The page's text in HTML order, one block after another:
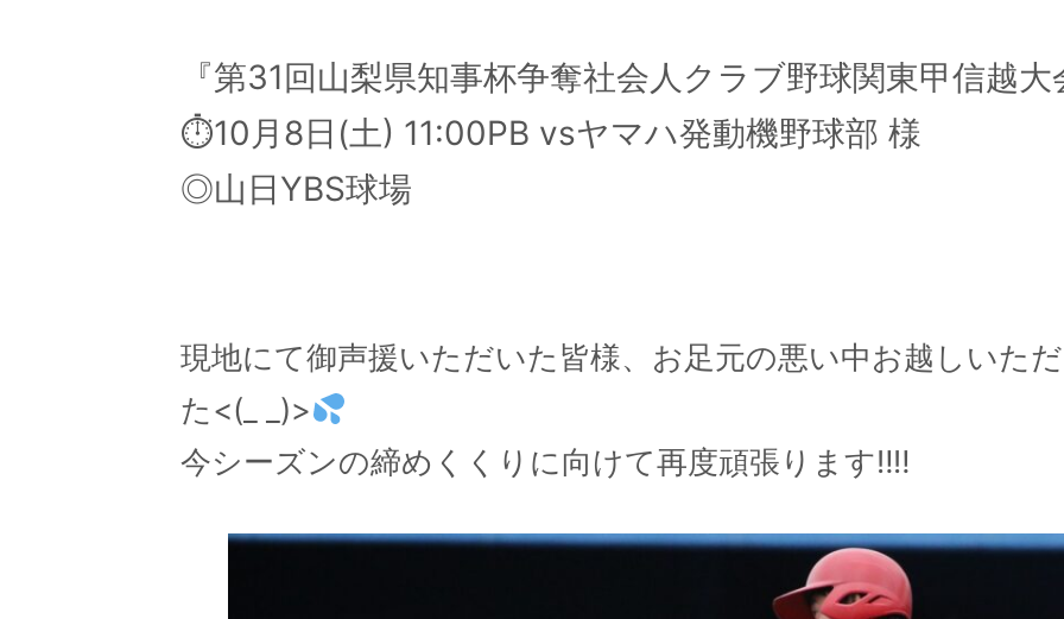
『第31回山梨県知事杯争奪社会人クラブ野球関東甲信越大
⏱10月8日(土) 11:00PB vsヤマハ発動機野球部 様
◎山日YBS球場
現地にて御声援いただいた皆様、お足元の悪い中お越しいた
た<(_ _)>
今シーズンの締めくくりに向けて再度頑張ります‼︎‼︎